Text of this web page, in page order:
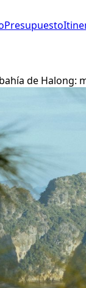
Presupuesto
de Halong: